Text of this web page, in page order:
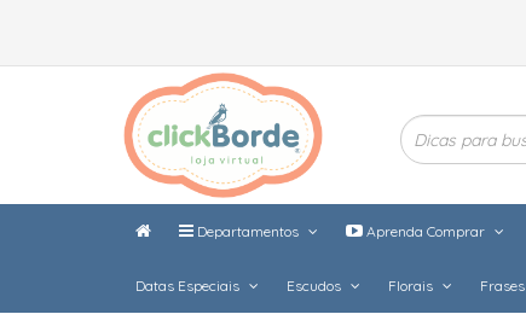
Departamentos Aprenda Comprar
Datas Especiais Escudos Florais Frases